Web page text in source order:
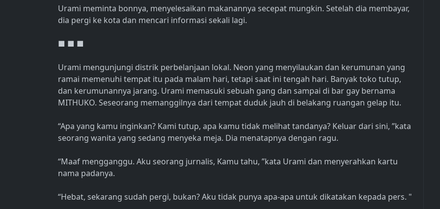
Urami meminta bonnya, menyelesaikan makanannya secepat mungkin. Setelah dia membayar,
dia pergi ke kota dan mencari informasi sekali lagi.
■ ■ ■
Urami mengunjungi distrik perbelanjaan lokal. Neon yang menyilaukan dan kerumunan yang
ramai memenuhi tempat itu pada malam hari, tetapi saat ini tengah hari. Banyak toko tutup,
dan kerumunannya jarang. Urami memasuki sebuah gang dan sampai di bar gay bernama
MITHUKO. Seseorang memanggilnya dari tempat duduk jauh di belakang ruangan gelap itu.
“Apa yang kamu inginkan? Kami tutup, apa kamu tidak melihat tandanya? Keluar dari sini, ”kata
seorang wanita yang sedang menyeka meja. Dia menatapnya dengan ragu.
“Maaf mengganggu. Aku seorang jurnalis, Kamu tahu, ”kata Urami dan menyerahkan kartu
nama padanya.
“Hebat, sekarang sudah pergi, bukan? Aku tidak punya apa-apa untuk dikatakan kepada pers. "